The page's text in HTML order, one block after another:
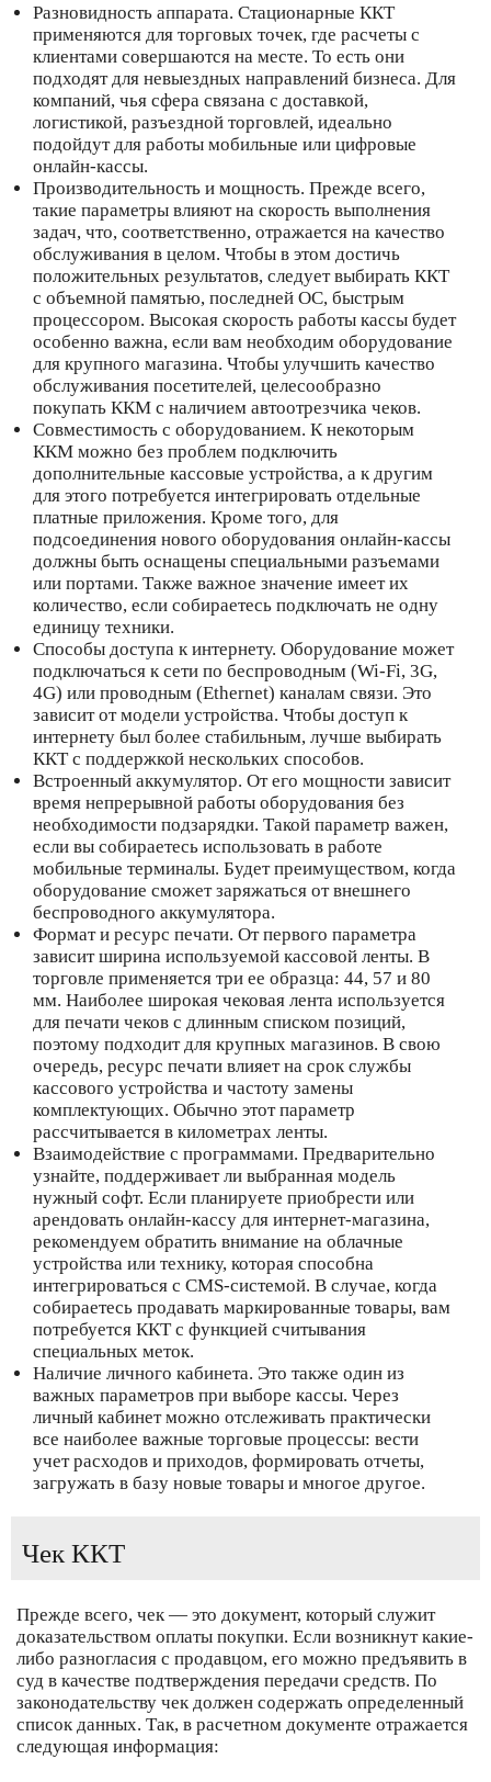
Разновидность аппарата. Стационарные ККТ
применяются для торговых точек, где расчеты с
клиентами совершаются на месте. То есть они
подходят для невыездных направлений бизнеса. Для
компаний, чья сфера связана с доставкой,
логистикой, разъездной торговлей, идеально
подойдут для работы мобильные или цифровые
онлайн-кассы.
Производительность и мощность. Прежде всего,
такие параметры влияют на скорость выполнения
задач, что, соответственно, отражается на качество
обслуживания в целом. Чтобы в этом достичь
положительных результатов, следует выбирать ККТ
с объемной памятью, последней ОС, быстрым
процессором. Высокая скорость работы кассы будет
особенно важна, если вам необходим оборудование
для крупного магазина. Чтобы улучшить качество
обслуживания посетителей, целесообразно
покупать ККМ с наличием автоотрезчика чеков.
Совместимость с оборудованием. К некоторым
ККМ можно без проблем подключить
дополнительные кассовые устройства, а к другим
для этого потребуется интегрировать отдельные
платные приложения. Кроме того, для
подсоединения нового оборудования онлайн-кассы
должны быть оснащены специальными разъемами
или портами. Также важное значение имеет их
количество, если собираетесь подключать не одну
единицу техники.
Способы доступа к интернету. Оборудование может
подключаться к сети по беспроводным (Wi-Fi, 3G,
4G) или проводным (Ethernet) каналам связи. Это
зависит от модели устройства. Чтобы доступ к
интернету был более стабильным, лучше выбирать
ККТ с поддержкой нескольких способов.
Встроенный аккумулятор. От его мощности зависит
время непрерывной работы оборудования без
необходимости подзарядки. Такой параметр важен,
если вы собираетесь использовать в работе
мобильные терминалы. Будет преимуществом, когда
оборудование сможет заряжаться от внешнего
беспроводного аккумулятора.
Формат и ресурс печати. От первого параметра
зависит ширина используемой кассовой ленты. В
торговле применяется три ее образца: 44, 57 и 80
мм. Наиболее широкая чековая лента используется
для печати чеков с длинным списком позиций,
поэтому подходит для крупных магазинов. В свою
очередь, ресурс печати влияет на срок службы
кассового устройства и частоту замены
комплектующих. Обычно этот параметр
рассчитывается в километрах ленты.
Взаимодействие с программами. Предварительно
узнайте, поддерживает ли выбранная модель
нужный софт. Если планируете приобрести или
арендовать онлайн-кассу для интернет-магазина,
рекомендуем обратить внимание на облачные
устройства или технику, которая способна
интегрироваться с CMS-системой. В случае, когда
собираетесь продавать маркированные товары, вам
потребуется ККТ с функцией считывания
специальных меток.
Наличие личного кабинета. Это также один из
важных параметров при выборе кассы. Через
личный кабинет можно отслеживать практически
все наиболее важные торговые процессы: вести
учет расходов и приходов, формировать отчеты,
загружать в базу новые товары и многое другое.
Чек ККТ
Прежде всего, чек — это документ, который служит
доказательством оплаты покупки. Если возникнут какие-
либо разногласия с продавцом, его можно предъявить в
суд в качестве подтверждения передачи средств. По
законодательству чек должен содержать определенный
список данных. Так, в расчетном документе отражается
следующая информация: